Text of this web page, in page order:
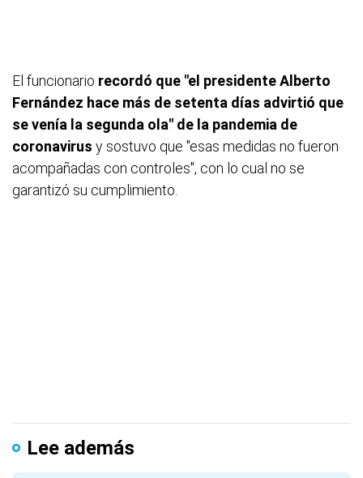
El funcionario recordó que "el presidente Alberto
Fernández hace más de setenta días advirtió que
se venía la segunda ola" de la pandemia de
coronavirus y sostuvo que "esas medidas no fueron
acompañadas con controles", con lo cual no se
garantizó su cumplimiento.
Lee además